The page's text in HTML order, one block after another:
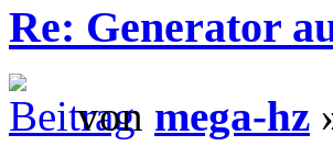
Re: Generator
von mega-hz